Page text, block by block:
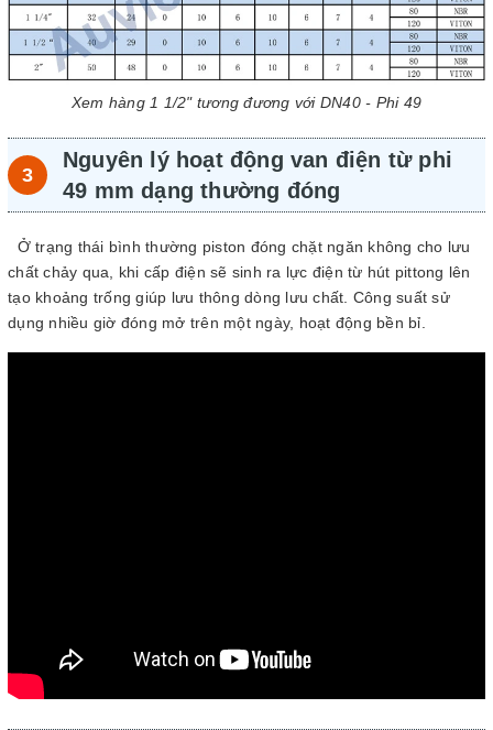
Xem hàng 1 1/2" tương đương với DN40 - Phi 49
Nguyên lý hoạt động van điện từ phi
49 mm dạng thường đóng
Ở trạng thái bình thường piston đóng chặt ngăn không cho lưu
chất chảy qua, khi cấp điện sẽ sinh ra lực điện từ hút pittong lên
tạo khoảng trống giúp lưu thông dòng lưu chất. Công suất sử
dụng nhiều giờ đóng mở trên một ngày, hoạt động bền bỉ.